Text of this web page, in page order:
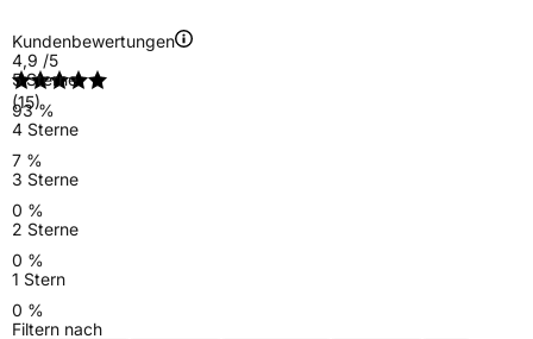
Kundenbewertungen
4,9 /5
(15)
5 Sterne
93 %
4 Sterne
7 %
3 Sterne
0 %
2 Sterne
0 %
1 Stern
0 %
Filtern nach